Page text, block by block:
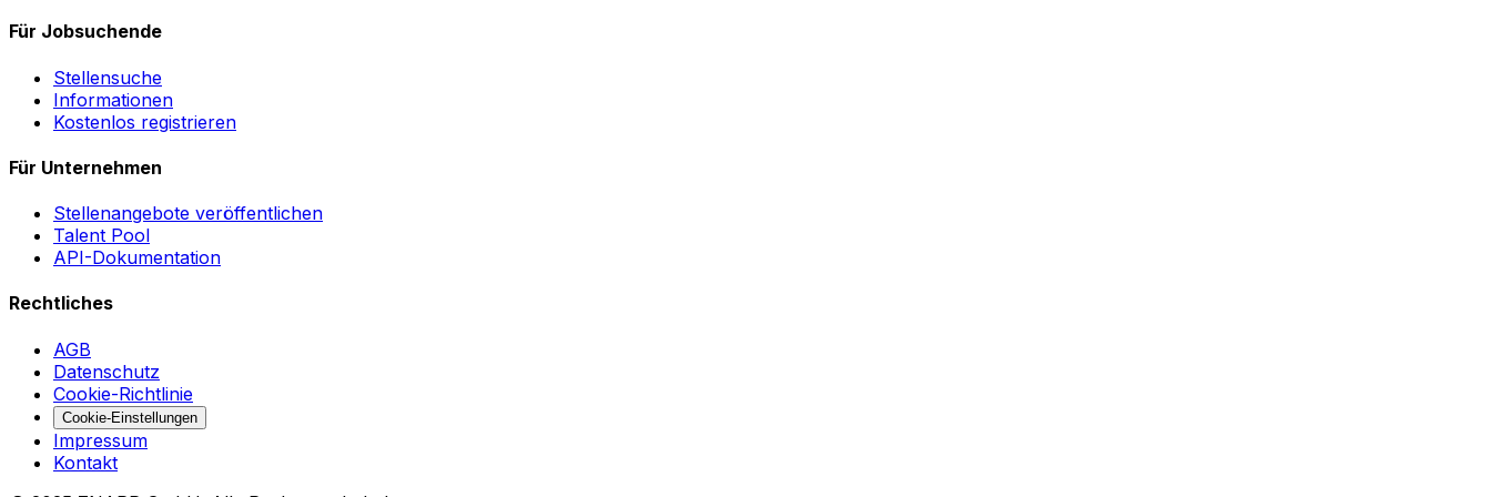
Für Jobsuchende
Stellensuche
Informationen
Kostenlos registrieren
Für Unternehmen
Stellenangebote veröffentlichen
Talent Pool
API-Dokumentation
Rechtliches
AGB
Datenschutz
Cookie-Richtlinie
Cookie-Einstellungen
Impressum
Kontakt